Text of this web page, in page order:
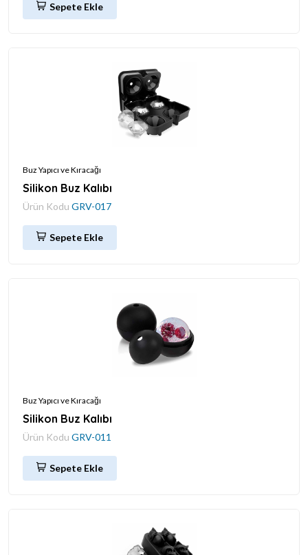
Sepete Ekle
Buz Yapıcı ve Kıracağı
Silikon Buz Kalıbı
Ürün Kodu GRV-017
Sepete Ekle
Buz Yapıcı ve Kıracağı
Silikon Buz Kalıbı
Ürün Kodu GRV-011
Sepete Ekle